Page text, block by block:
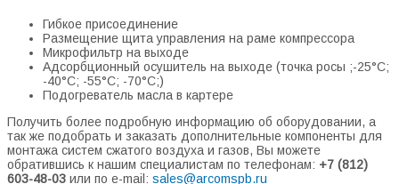
Гибкое присоединение
Размещение щита управления на раме компрессора
Микрофильтр на выходе
Адсорбционный осушитель на выходе (точка росы ;-25°С;
-40°С; -55°С; -70°С;)
Подогреватель масла в картере
Получить более подробную информацию об оборудовании, а
так же подобрать и заказать дополнительные компоненты для
монтажа систем сжатого воздуха и газов, Вы можете
обратившись к нашим специалистам по телефонам: +7 (812)
603-48-03 или по e-mail: sales@arcomspb.ru